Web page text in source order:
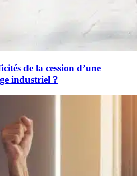
de la cession d’une
industriel ?